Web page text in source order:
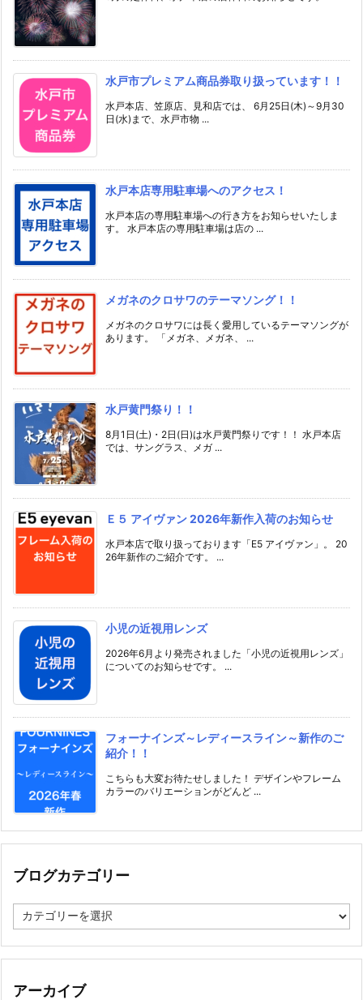
水戸市プレミアム商品券取り扱っています！！
水戸本店、笠原店、見和店では、 6月25日(木)～9月30
日(水)まで、水戸市物 ...
水戸本店専用駐車場へのアクセス！
水戸本店の専用駐車場への行き方をお知らせいたしま
す。 水戸本店の専用駐車場は店の ...
メガネのクロサワのテーマソング！！
メガネのクロサワには長く愛用しているテーマソングが
あります。 「メガネ、メガネ、 ...
水戸黄門祭り！！
8月1日(土)・2日(日)は水戸黄門祭りです！！ 水戸本店
では、サングラス、メガ ...
Ｅ５ アイヴァン 2026年新作入荷のお知らせ
水戸本店で取り扱っております「E5 アイヴァン」。 20
26年新作のご紹介です。 ...
小児の近視用レンズ
2026年6月より発売されました「小児の近視用レンズ」
についてのお知らせです。 ...
フォーナインズ～レディースライン～新作のご
紹介！！
こちらも大変お待たせしました！ デザインやフレーム
カラーのバリエーションがどんど ...
ブログカテゴリー
ロ
カ
ゴ
アーカイブ